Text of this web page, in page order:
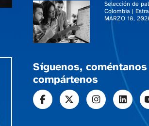
Selección de
Colombia |
MARZO 18,
Síguenos, coméntanos
compártenos